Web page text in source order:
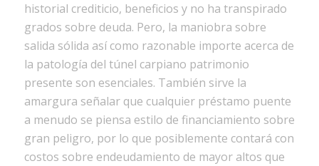
historial crediticio, beneficios y no ha transpirado
grados sobre deuda. Pero, la maniobra sobre
salida sólida así­ como razonable importe acerca de
la patologí­a del túnel carpiano patrimonio
presente son esenciales. También sirve la
amargura señalar que cualquier préstamo puente
a menudo se piensa estilo de financiamiento sobre
gran peligro, por lo que posiblemente contará con
costos sobre endeudamiento de mayor altos que